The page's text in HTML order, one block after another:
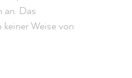
an. Das
Weise von